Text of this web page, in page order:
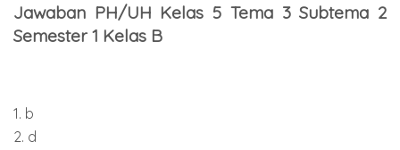
Jawaban PH/UH Kelas 5 Tema 3 Subtema 2
Semester 1 Kelas B
1. b
2. d